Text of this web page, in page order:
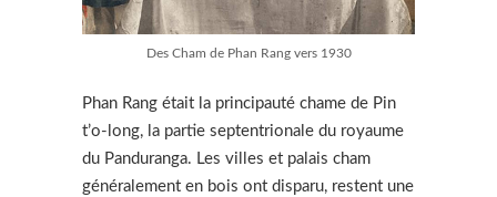
Des Cham de Phan Rang vers 1930
Phan Rang était la principauté chame de Pin
t’o-long, la partie septentrionale du royaume
du Panduranga. Les villes et palais cham
généralement en bois ont disparu, restent une